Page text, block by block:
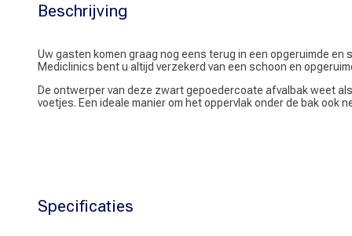
Beschrijving
Uw gasten komen graag nog eens terug in een opgeruimde
Mediclinics bent u altijd verzekerd van een schoon en
De ontwerper van deze zwart gepoedercoate afvalbak weet
voetjes. Een ideale manier om het oppervlak onder de bak ook
Specificaties